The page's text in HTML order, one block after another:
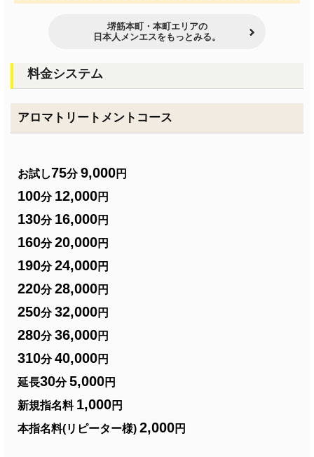
堺筋本町・本町エリアの
日本人メンエスをもっとみる。
料金システム
アロマトリートメントコース
お試し75分9,000円
100分 12,000円
130分 16,000円
160分20,000円
190分24,000円
220分28,000円
250分32,000円
280分36,000円
310分40,000円
延長30分5,000円
新規指名料 1,000円
本指名料(リピーター様) 2,000円